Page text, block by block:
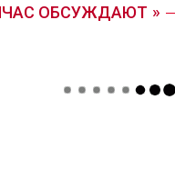
ОБСУЖДАЮТ